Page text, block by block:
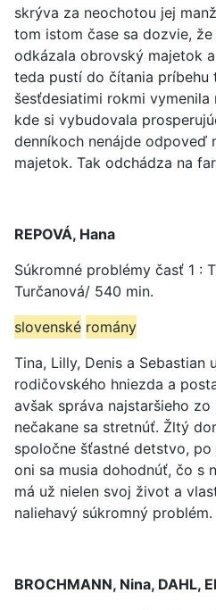
skrýva za neochotou jej
tom istom čase sa dozvie, že
odkázala obrovský majetok
teda pustí do čítania príbehu
šesťdesiatimi rokmi vymenila
kde si vybudovala
denníkoch nenájde odpoveď
majetok. Tak odchádza na
REPOVÁ, Hana
Súkromné problémy časť 1 :
Turčanová/ 540 min.
slovenské romány
Tina, Lilly, Denis a Sebastian
rodičovského hniezda a
avšak správa najstaršieho
nečakane sa stretnúť. Žltý
spoločne šťastné detstvo,
oni sa musia dohodnúť, čo s
má už nielen svoj život a
naliehavý súkromný problém.
BROCHMANN, Nina, DAHL,